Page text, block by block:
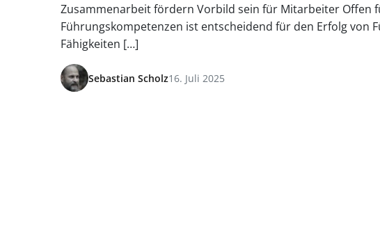
Zusammenarbeit fördern Vorbild sein für Mitarbeiter Offen
Führungskompetenzen ist entscheidend für den Erfolg von
Fähigkeiten […]
Sebastian Scholz16. Juli 2025